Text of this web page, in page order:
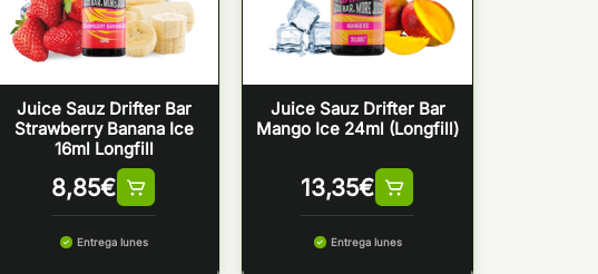
Juice Sauz Drifter Bar
Strawberry Banana Ice
16ml Longfill
8,85€
Entrega lunes
Juice Sauz Drifter Bar
Mango Ice 24ml (Longfill)
13,35€
Entrega lunes